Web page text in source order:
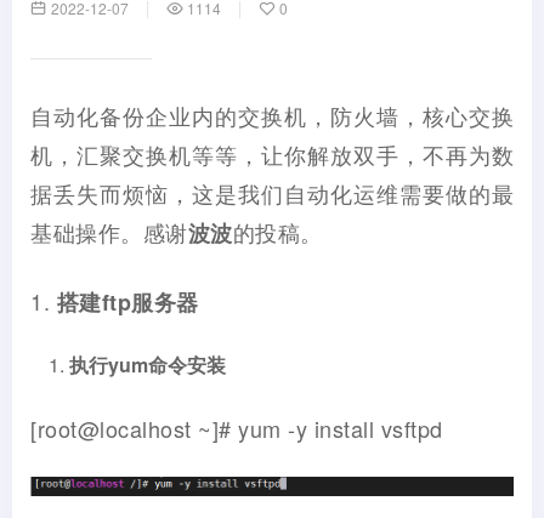
2022-12-07 1114 0
自动化备份企业内的交换机，防火墙，核心交换
机，汇聚交换机等等，让你解放双手，不再为数
据丢失而烦恼，这是我们自动化运维需要做的最
基础操作。感谢波波的投稿。
1. 搭建ftp服务器
执行yum命令安装
[root@localhost ~]# yum -y install vsftpd